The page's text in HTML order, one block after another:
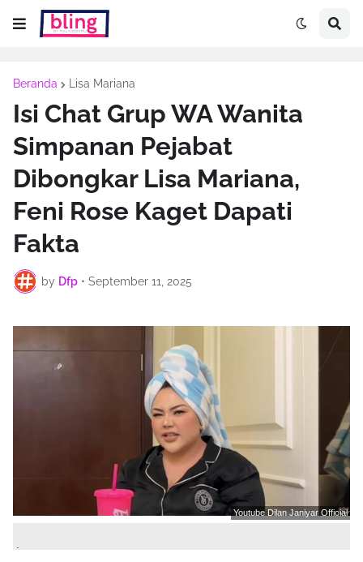
Beranda Lisa Mariana
Isi Chat Grup WA Wanita
Simpanan Pejabat
Dibongkar Lisa Mariana,
Feni Rose Kaget Dapati
Fakta
by Dfp • September 11, 2025
Youtube Dilan Janiyar Official